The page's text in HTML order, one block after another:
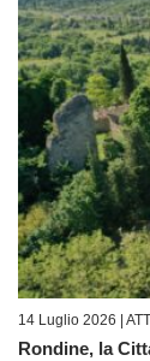
14 Luglio 2026 |
Rondine, la